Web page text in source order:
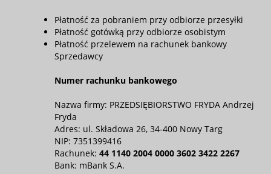
Płatność za pobraniem przy odbiorze przesyłki
Płatność gotówką przy odbiorze osobistym
Płatność przelewem na rachunek bankowy
Sprzedawcy
Numer rachunku bankowego
Nazwa firmy: PRZEDSIĘBIORSTWO FRYDA Andrzej
Fryda
Adres: ul. Składowa 26, 34-400 Nowy Targ
NIP: 7351399416
Rachunek: 44 1140 2004 0000 3602 3422 2267
Bank: mBank S.A.